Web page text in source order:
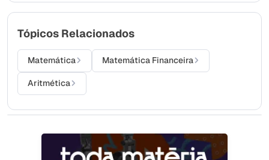
Tópicos Relacionados
Matemática Matemática Financeira
Aritmética